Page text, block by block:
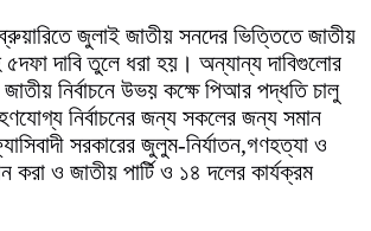
জুলাই জাতীয় সনদের ভিত্তিতে জাতীয়
দাবি তুলে ধরা হয়। অন্যান্য দাবিগুলোর
নির্বাচনে উভয় কক্ষে পিআর পদ্ধতি চালু
নির্বাচনের জন্য সকলের জন্য সমান
সরকারের জুলুম-নির্যাতন,গণহত্যা ও
করা ও জাতীয় পার্টি ও ১৪ দলের কার্যক্রম